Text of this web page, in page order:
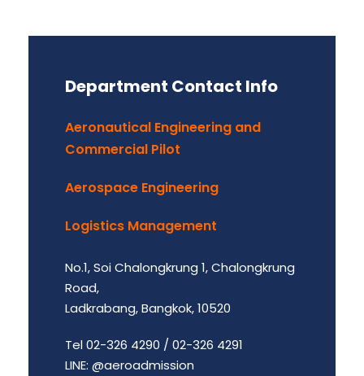
Department Contact Info
Aeronautical Engineering and
Commercial Pilot
Aerospace Engineering
Logistics Management
No.1, Soi Chalongkrung 1, Chalongkrung
Road,
Ladkrabang, Bangkok, 10520
Tel 02-326 4290 / 02-326 4291
LINE: @aeroadmission